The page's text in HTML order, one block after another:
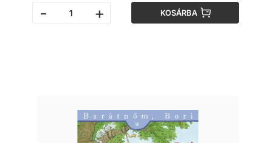
- + KOSÁRBA